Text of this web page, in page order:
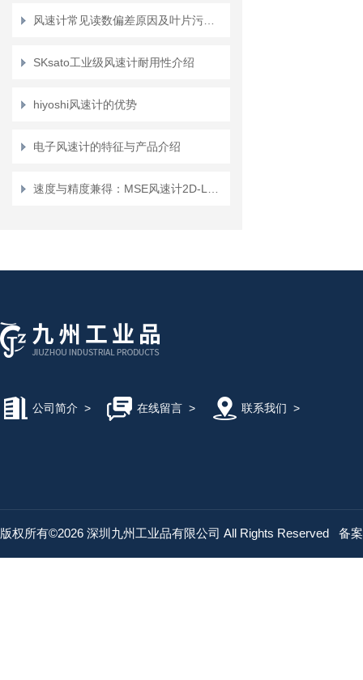
SKsato工业级风速计耐用性介绍
hiyoshi风速计的优势
电子风速计的特征与产品介绍
公司简介 > 在线留言> 联系我们 >
版权所有©2026 深圳九州工业品有限公司 All Rights Reserved 备